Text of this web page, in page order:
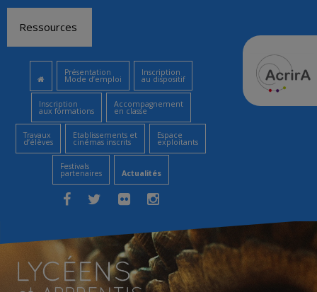
contenu
Ressources
Présentation
Mode d’emploi
Inscription
au dispositif
Inscription
aux formations
Accompagnement
en classe
Travaux
d’élèves
Etablissements et
cinémas inscrits
Espace
exploitants
Festivals
partenaires Actualités